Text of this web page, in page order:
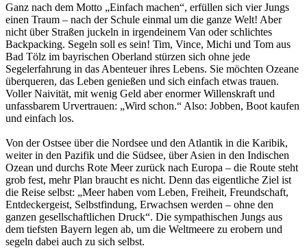
Ganz nach dem Motto „Einfach machen“, erfüllen sich vier Jungs
einen Traum – nach der Schule einmal um die ganze Welt! Aber
nicht über Straßen juckeln in irgendeinem Van oder schlichtes
Backpacking. Segeln soll es sein! Tim, Vince, Michi und Tom aus
Bad Tölz im bayrischen Oberland stürzen sich ohne jede
Segelerfahrung in das Abenteuer ihres Lebens. Sie möchten Ozeane
überqueren, das Leben genießen und sich einfach etwas trauen.
Voller Naivität, mit wenig Geld aber enormer Willenskraft und
unfassbarem Urvertrauen: „Wird schon.“ Also: Jobben, Boot kaufen
und einfach los.
Von der Ostsee über die Nordsee und den Atlantik in die Karibik,
weiter in den Pazifik und die Südsee, über Asien in den Indischen
Ozean und durchs Rote Meer zurück nach Europa – die Route steht
grob fest, mehr Plan braucht es nicht. Denn das eigentliche Ziel ist
die Reise selbst: „Meer haben vom Leben, Freiheit, Freundschaft,
Entdeckergeist, Selbstfindung, Erwachsen werden – ohne den
ganzen gesellschaftlichen Druck“. Die sympathischen Jungs aus
dem tiefsten Bayern legen ab, um die Weltmeere zu erobern und
segeln dabei auch zu sich selbst.